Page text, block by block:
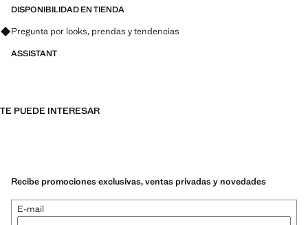
DISPONIBILIDAD EN TIENDA
Pregunta por looks, prendas y tendencias
ASSISTANT
TE PUEDE INTERESAR
Recibe promociones exclusivas, ventas privadas y novedades
E-mail